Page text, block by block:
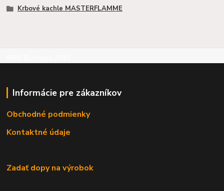
Krbové kachle MASTERFLAMME
Informácie pre zákazníkov
Obchodné podmienky
Kontaktné údaje
Zadať dopy na výrobok